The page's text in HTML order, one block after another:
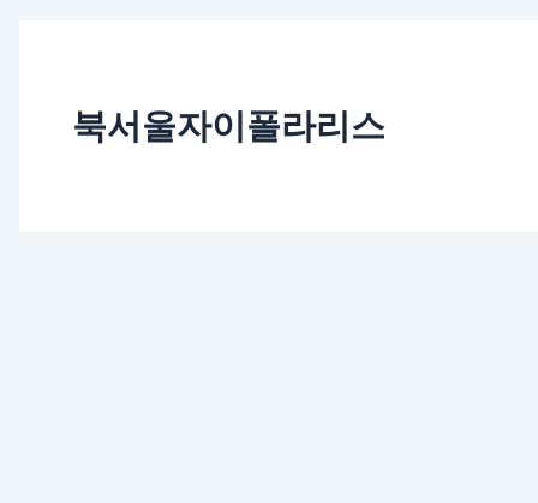
북서울자이폴라리스